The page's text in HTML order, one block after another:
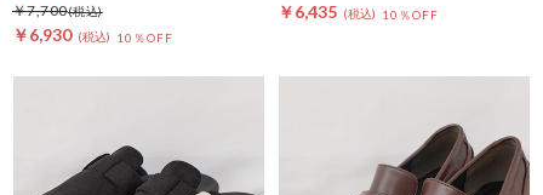
￥6,930 10％OFF
￥7,700 ￥6,435 10％OFF